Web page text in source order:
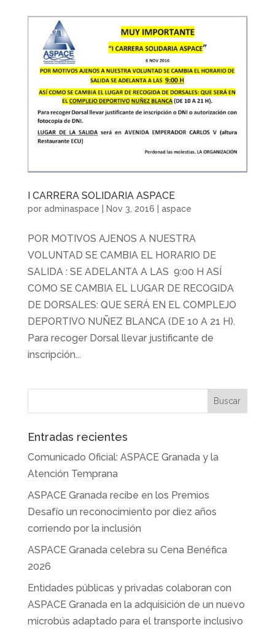
I CARRERA SOLIDARIA ASPACE
por adminaspace Nov 3, 2016 aspace
POR MOTIVOS AJENOS A NUESTRA
VOLUNTAD SE CAMBIA EL HORARIO DE
SALIDA : SE ADELANTA A LAS 9:00 H ASÍ
COMO SE CAMBIA EL LUGAR DE RECOGIDA
DE DORSALES: QUE SERÁ EN EL COMPLEJO
DEPORTIVO NUÑEZ BLANCA (DE 10 A 21 H).
Para recoger Dorsal llevar justificante de
inscripción...
Entradas recientes
Comunicado Oficial: ASPACE Granada y la
Atención Temprana
ASPACE Granada recibe en los Premios
Desafío un reconocimiento por diez años
corriendo por la inclusión
ASPACE Granada celebra su Cena Benéfica
2026
Entidades públicas y privadas colaboran con
ASPACE Granada en la adquisición de un nuevo
microbús adaptado para el transporte inclusivo